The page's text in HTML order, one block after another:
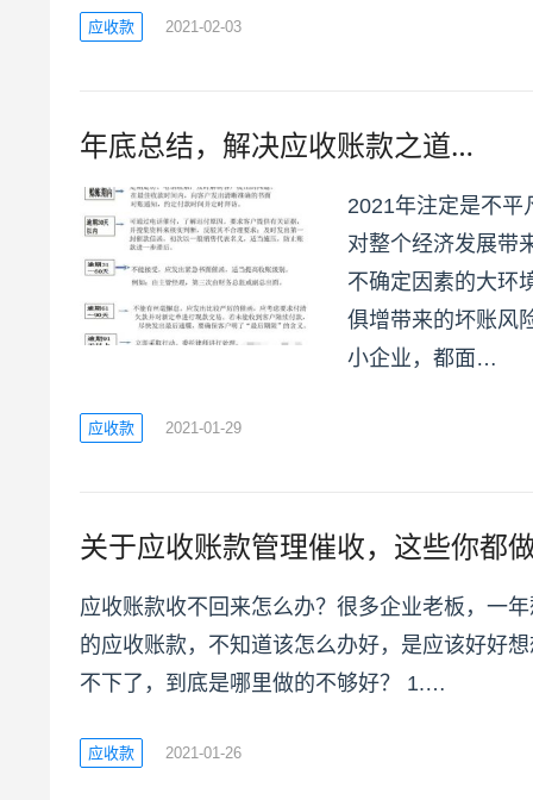
应收款 2021-02-03
年底总结，解决应收账款之道…
2021年注定是不平
对整个经济发展带
不确定因素的大环
俱增带来的坏账风
小企业，都面…
应收款 2021-01-29
关于应收账款管理催收，这些你都
应收账款收不回来怎么办？很多企业老板，一
的应收账款，不知道该怎么办好，是应该好好
不下了，到底是哪里做的不够好？ 1.…
应收款 2021-01-26